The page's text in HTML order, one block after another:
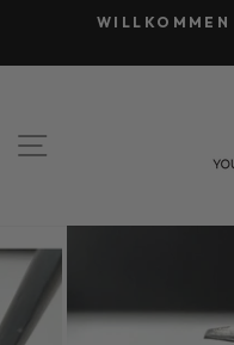
Inhalt